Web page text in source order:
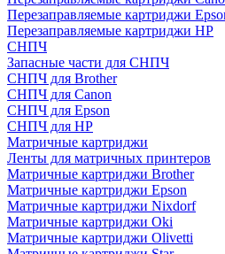
Перезаправляемые картриджи
Перезаправляемые картриджи HP
СНПЧ
Запасные части для СНПЧ
СНПЧ для Brother
СНПЧ для Canon
СНПЧ для Epson
СНПЧ для HP
Матричные картриджи
Ленты для матричных принтеров
Матричные картриджи Brother
Матричные картриджи Epson
Матричные картриджи Nixdorf
Матричные картриджи Oki
Матричные картриджи Olivetti